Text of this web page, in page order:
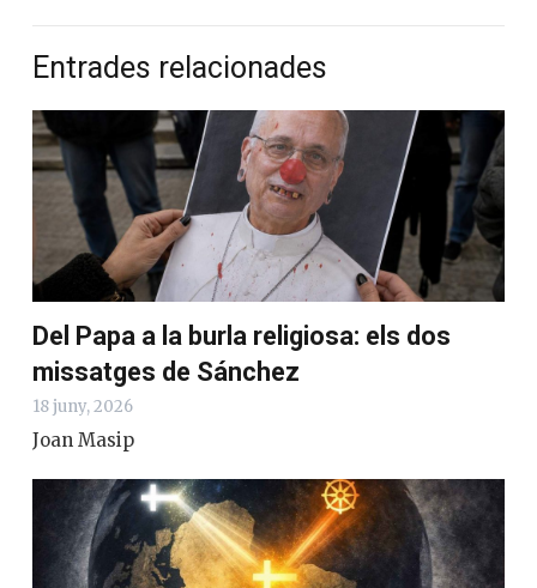
Entrades relacionades
Del Papa a la burla religiosa: els dos
missatges de Sánchez
18 juny, 2026
Joan Masip